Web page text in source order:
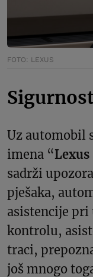
FOTO: LEXUS
Uz automobil
imena “Lexus
sadrži
pješaka,
asistencije
kontrolu,
traci,
još mnogo